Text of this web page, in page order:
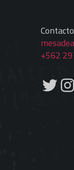
Contacto
+562